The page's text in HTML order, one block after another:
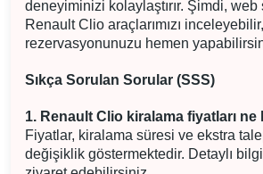
deneyiminizi kolaylaştırır. Şimdi,
Renault Clio araçlarımızı
rezervasyonunuzu hemen
Sıkça Sorulan Sorular (SSS)
1. Renault Clio kiralama fiyatları ne
Fiyatlar, kiralama süresi ve ekstra
değişiklik göstermektedir. Detaylı